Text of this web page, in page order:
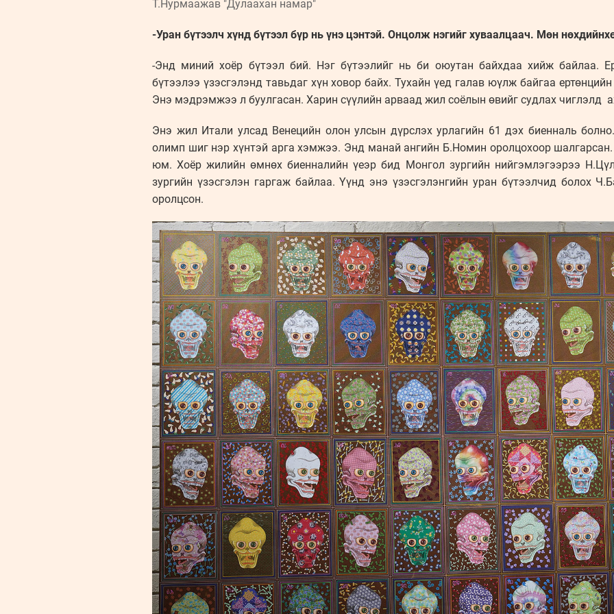
Т.Нурмаажав "Дулаахан намар"
-Уран бүтээлч хүнд бүтээл бүр нь үнэ цэнтэй. Онцолж нэгийг хуваалцаач. Мөн
-Энд миний хоёр бүтээл бий. Нэг бүтээлийг нь би оюутан байхдаа хийж байлаа.
бүтээлээ үзэсгэлэнд тавьдаг хүн ховор байх. Тухайн үед галав юүлж байгаа
Энэ мэдрэмжээ л буулгасан. Харин сүүлийн арваад жил соёлын өвийг судлах чиглэлд
Энэ жил Итали улсад Венецийн олон улсын дүрслэх урлагийн 61 дэх биенналь
олимп шиг нэр хүнтэй арга хэмжээ. Энд манай ангийн Б.Номин оролцохоор
юм. Хоёр жилийн өмнөх биенналийн үеэр бид Монгол зургийн нийгэмлэгээрээ
зургийн үзэсгэлэн гаргаж байлаа. Үүнд энэ үзэсгэлэнгийн уран бүтээлчид болох
оролцсон.